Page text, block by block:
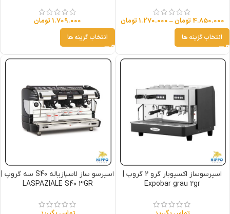
4.850.000 تومان–
1.270.000 تومان
انتخاب گزینه ها
1.709.000 تومان
انتخاب گزینه ها
اسپرسوساز اکسپوبار گرو 2 گروپ |
Expobar grau 2gr
اسپرسو ساز لاسپازیاله S40 سه گروپ |
LASPAZIALE S40 3GR